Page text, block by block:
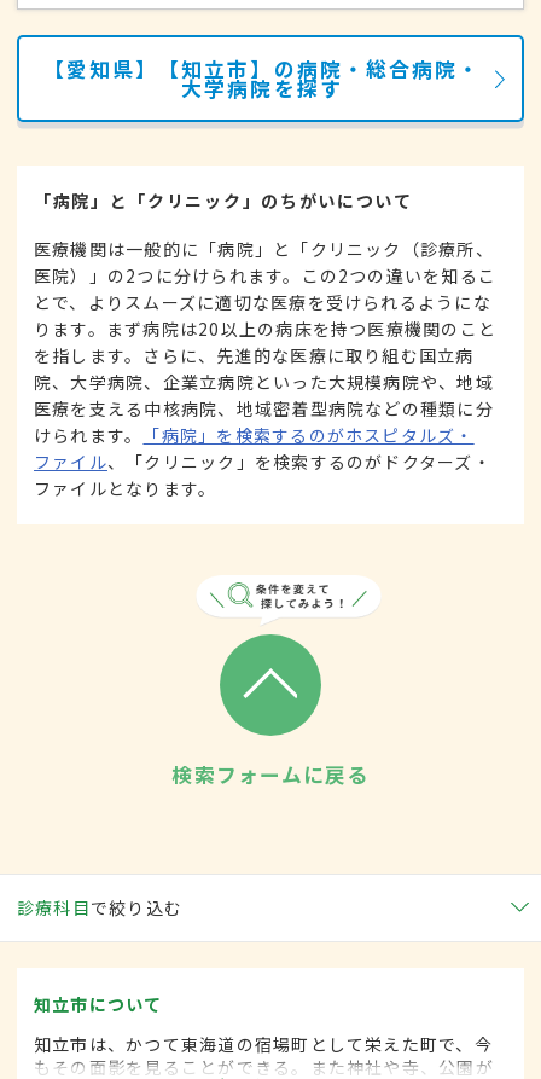
【愛知県】【知立市】の病院・総合病院・
大学病院を探す
「病院」と「クリニック」のちがいについて
医療機関は一般的に「病院」と「クリニック（診療所、
医院）」の2つに分けられます。この2つの違いを知るこ
とで、よりスムーズに適切な医療を受けられるようにな
ります。まず病院は20以上の病床を持つ医療機関のこと
を指します。さらに、先進的な医療に取り組む国立病
院、大学病院、企業立病院といった大規模病院や、地域
医療を支える中核病院、地域密着型病院などの種類に分
けられます。
「病院」を検索するのがホスピタルズ・
ファイル、「クリニック」を検索するのがドクターズ・
ファイルとなります。
検索フォームに戻る
診療科目で絞り込む
知立市について
知立市は、かつて東海道の宿場町として栄えた町で、今
もその面影を見ることができる。また神社や寺、公園が